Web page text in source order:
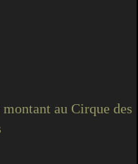
au Cirque des